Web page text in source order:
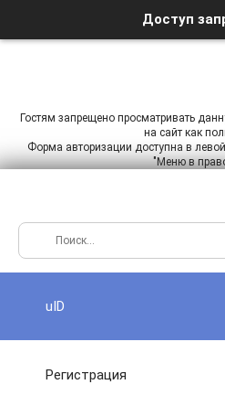
Доступ
Гостям запрещено просматривать
на сайт как
Форма авторизации доступна в
"Меню в
uID
Регистрация